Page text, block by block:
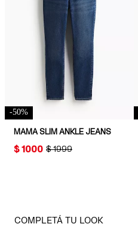
-50%
MAMA SLIM ANKLE JEANS
ORIGINAL PRICE:
$ 1999
PRICE:
$ 1000
COMPLETÁ TU LOOK